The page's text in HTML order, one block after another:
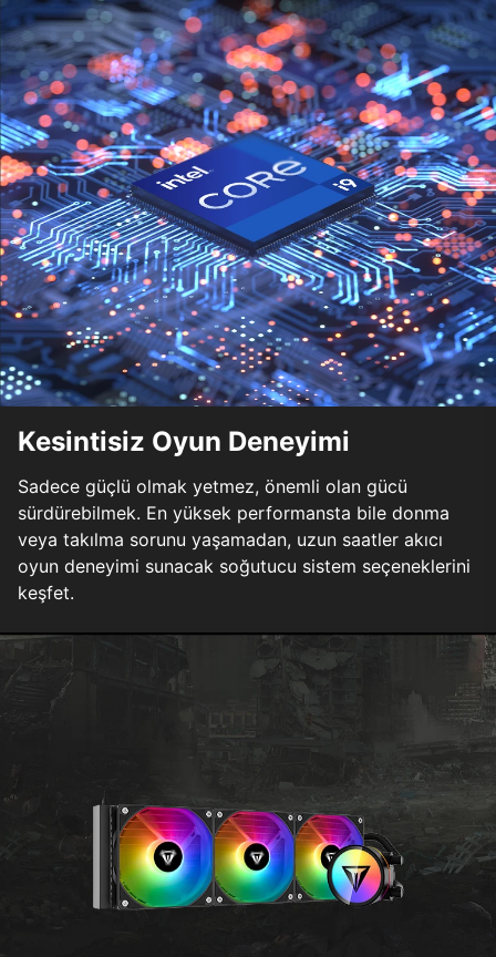
Kesintisiz Oyun Deneyimi
Sadece güçlü olmak yetmez, önemli olan gücü
sürdürebilmek. En yüksek performansta bile donma
veya takılma sorunu yaşamadan, uzun saatler akıcı
oyun deneyimi sunacak soğutucu sistem seçeneklerini
keşfet.